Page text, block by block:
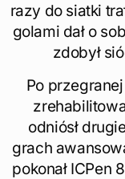
razy do siatki
golami dał o
zdobył
Po
odniósł
grach
pokonał ICPen